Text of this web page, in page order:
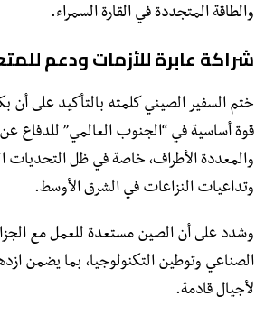
والطاقة المتجددة في القارة السمراء.
شراكة عابرة للأزمات ودعم
​ختم السفير الصيني كلمته بالتأكيد على أن
قوة أساسية في “الجنوب العالمي” للدفاع عن
والمعددة الأطراف، خاصة في ظل التحديات
وتداعيات النزاعات في الشرق الأوسط.
وشدد على أن الصين مستعدة للعمل مع
الصناعي وتوطين التكنولوجيا، بما يضمن
لأجيال قادمة.